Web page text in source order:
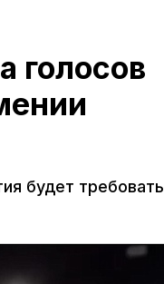
голосов
будет требовать